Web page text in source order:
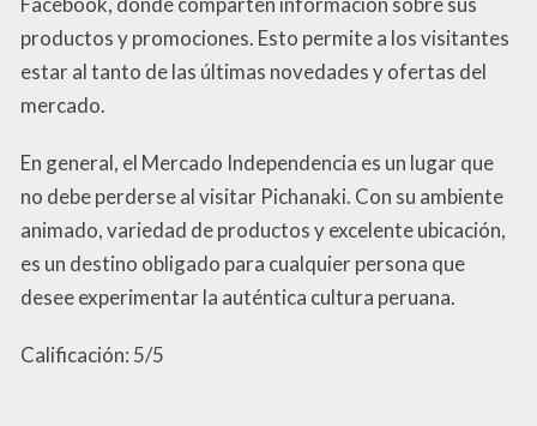
productos y promociones. Esto permite a los visitantes
estar al tanto de las últimas novedades y ofertas del
mercado.
En general, el Mercado Independencia es un lugar que
no debe perderse al visitar Pichanaki. Con su ambiente
animado, variedad de productos y excelente ubicación,
es un destino obligado para cualquier persona que
desee experimentar la auténtica cultura peruana.
Calificación: 5/5